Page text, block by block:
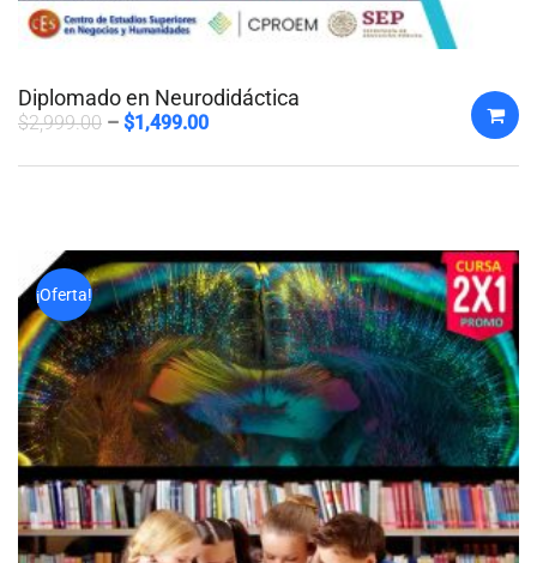
Diplomado en Neurodidáctica
$2,999.00 $1,499.00
¡Oferta!